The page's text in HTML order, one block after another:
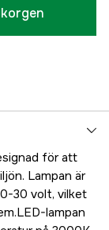
för att
Lampan är
30 volt, vilket
lampan